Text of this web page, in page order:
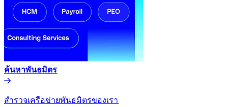
ค้นหาพันธมิตร​​
สำรวจเครือข่ายพันธมิตรของเรา​​